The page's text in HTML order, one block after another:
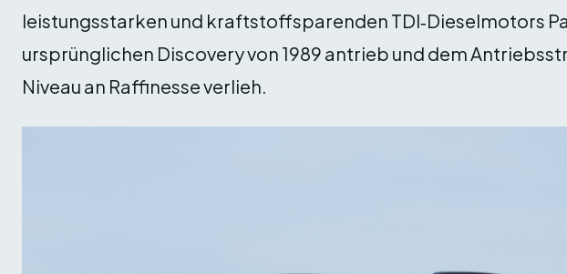
leistungsstarken und kraftstoffsparenden TDI‑Dieselmotors
ursprünglichen Discovery von 1989 antrieb und dem
Niveau an Raffinesse verlieh.